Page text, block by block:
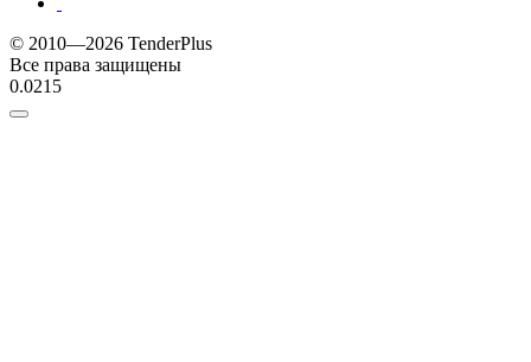
© 2010—2026 TenderPlus
Все права защищены
0.0215